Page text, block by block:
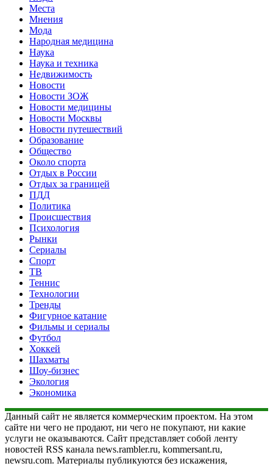
Места
Мнения
Мода
Народная медицина
Наука
Наука и техника
Недвижимость
Новости
Новости ЗОЖ
Новости медицины
Новости Москвы
Новости путешествий
Образование
Общество
Около спорта
Отдых в России
Отдых за границей
ПДД
Политика
Происшествия
Психология
Рынки
Сериалы
Спорт
ТВ
Теннис
Технологии
Тренды
Фигурное катание
Фильмы и сериалы
Футбол
Хоккей
Шахматы
Шоу-бизнес
Экология
Экономика
Данный сайт не является коммерческим проектом. На этом
сайте ни чего не продают, ни чего не покупают, ни какие
услуги не оказываются. Сайт представляет собой ленту
новостей RSS канала news.rambler.ru, kommersant.ru,
newsru.com. Материалы публикуются без искажения,